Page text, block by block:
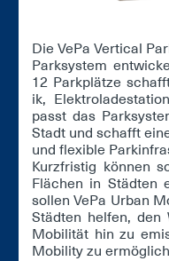
Die VePa Ver­ti­cal
Park­sys­tem
12 Park­plät­ze
ik,
passt das
Stadt und schafft
und fle­xi­ble
Kurz­fris­tig kön­nen
Flä­chen in Städ­ten
sol­len VePa Ur­ban
Städ­ten hel­fen, den
Mo­bi­li­tät hin zu
Mo­bi­li­ty zu